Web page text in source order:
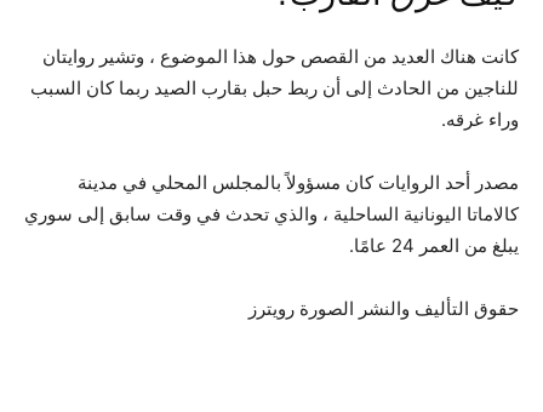
كانت هناك العديد من القصص حول هذا الموضوع ، وتشير روايتان
للناجين من الحادث إلى أن ربط حبل بقارب الصيد ربما كان السبب
وراء غرقه.
مصدر أحد الروايات كان مسؤولاً بالمجلس المحلي في مدينة
كالاماتا اليونانية الساحلية ، والذي تحدث في وقت سابق إلى سوري
يبلغ من العمر 24 عامًا.
حقوق التأليف والنشر الصورة رويترز